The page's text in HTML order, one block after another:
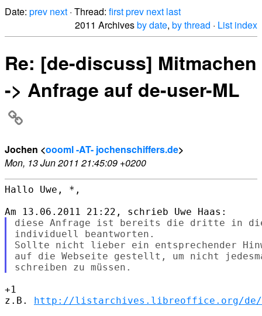
Date: prev next · Thread: firstprev next last
2011 Archivesby date, by thread · List index
Re: [de-discuss] Mitmachen
-> Anfrage auf de-user-ML
Jochen <oooml -AT- jochenschiffers.de>
Mon, 13 Jun 2011 21:45:09 +0200
Hallo Uwe, *,
diese Anfrage ist bereits die dritte in
individuell beantworten.
Sollte nicht lieber ein entsprechender
auf die Webseite gestellt, um nicht
+1
z.B. http://listarchives.libreoffice.org/de/